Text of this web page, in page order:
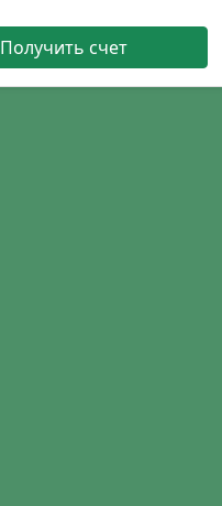
Получить счет